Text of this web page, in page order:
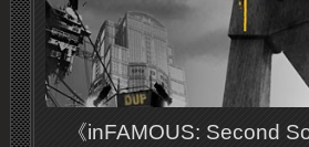
《inFAMOUS: Second